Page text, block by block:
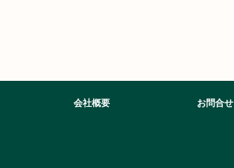
会社概要 お問合せ